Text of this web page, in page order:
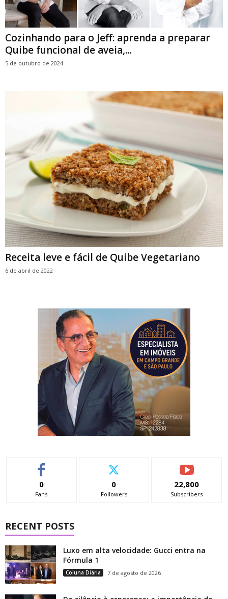
Cozinhando para o Jeff: aprenda a preparar
Quibe funcional de aveia,...
5 de outubro de 2024
Receita leve e fácil de Quibe Vegetariano
6 de abril de 2022
0
Fans
0
Followers
22,800
Subscribers
RECENT POSTS
Luxo em alta velocidade: Gucci entra na
Fórmula 1
Coluna Diária 7 de agosto de 2026